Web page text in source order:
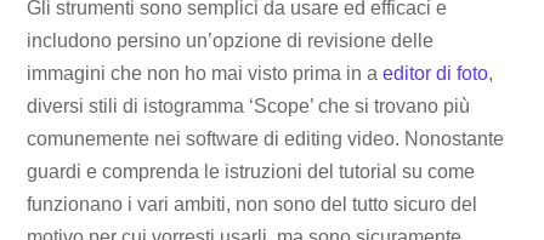
​Gli strumenti sono semplici da usare ed efficaci e
includono persino un’opzione di revisione delle
immagini che non ho mai visto prima in aeditor di foto,
diversi stili di istogramma ‘Scope’ che si trovano più
comunemente nei software di editing video. Nonostante
guardi e comprenda le istruzioni del tutorial su come
funzionano i vari ambiti, non sono del tutto sicuro del